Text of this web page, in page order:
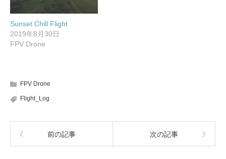
で
き
ま
す
Sunset Chill Flight
2019年8月30日
FPV Drone
FPV Drone
Flight_Log
前の記事 次の記事